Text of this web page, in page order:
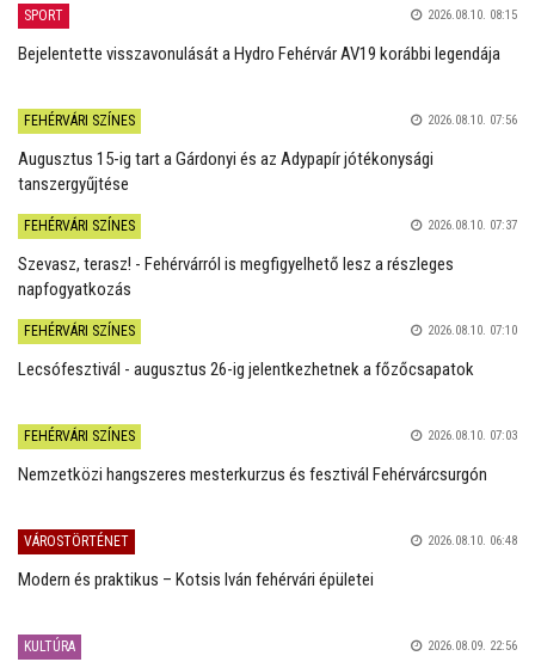
SPORT 2026.08.10. 08:15
Bejelentette visszavonulását a Hydro Fehérvár AV19 korábbi legendája
FEHÉRVÁRI SZÍNES 2026.08.10. 07:56
Augusztus 15-ig tart a Gárdonyi és az Adypapír jótékonysági
tanszergyűjtése
FEHÉRVÁRI SZÍNES 2026.08.10. 07:37
Szevasz, terasz! - Fehérvárról is megfigyelhető lesz a részleges
napfogyatkozás
FEHÉRVÁRI SZÍNES 2026.08.10. 07:10
Lecsófesztivál - augusztus 26-ig jelentkezhetnek a főzőcsapatok
FEHÉRVÁRI SZÍNES 2026.08.10. 07:03
Nemzetközi hangszeres mesterkurzus és fesztivál Fehérvárcsurgón
VÁROSTÖRTÉNET 2026.08.10. 06:48
Modern és praktikus – Kotsis Iván fehérvári épületei
KULTÚRA 2026.08.09. 22:56